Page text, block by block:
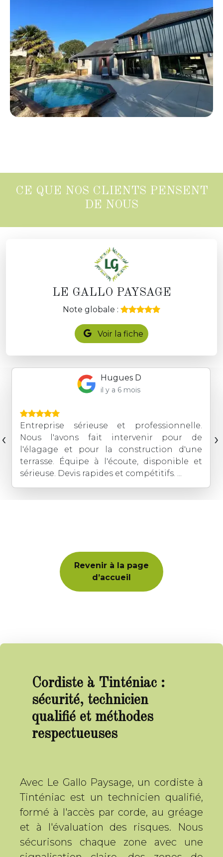
CE QUE NOS CLIENTS PENSENT
DE NOUS
LE GALLO PAYSAGE
Note globale :
Voir la fiche
Hugues D
il y a 6 mois
Entreprise sérieuse et professionnelle.
Nous l'avons fait intervenir pour de
l'élagage et pour la construction d'une
terrasse. Équipe à l'écoute, disponible et
sérieuse. Devis rapides et compétitifs. ...
‹ ›
Revenir à la page
d’accueil
Cordiste à Tinténiac :
sécurité, technicien
qualifié et méthodes
respectueuses
Avec Le Gallo Paysage, un cordiste à
Tinténiac est un technicien qualifié,
formé à l'accès par corde, au gréage
et à l'évaluation des risques. Nous
sécurisons chaque zone avec une